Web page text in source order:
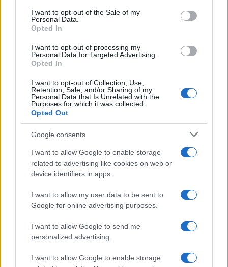
services and may gather and store information including but
not limited to your visit or usage behaviour. You may click to
grant or deny consent to Google and its third-party tags to
consent section.
I want to opt-out of the Sale of my
Personal Data.
Opted In
I want to opt-out of processing my
Personal Data for Targeted Advertising.
Opted In
I want to opt-out of Collection, Use,
Retention, Sale, and/or Sharing of my
Personal Data that Is Unrelated with the
Purposes for which it was collected.
Opted Out
Google consents
I want to allow Google to enable storage
related to advertising like cookies on web or
device identifiers in apps.
I want to allow my user data to be sent to
Google for online advertising purposes.
I want to allow Google to send me
personalized advertising.
I want to allow Google to enable storage
Investieren24
UK
News Hub UK
Lgbtq News
Olanda
Investeren 24
NL Newz